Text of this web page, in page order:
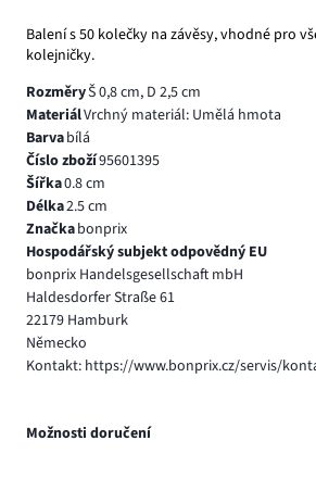
Balení s 50 kolečky na závěsy, vhodné pro
kolejničky.
RozměryŠ 0,8 cm, D 2,5 cm
MateriálVrchný materiál: Umělá hmota
Barvabílá
Číslo zboží95601395
Šířka0.8 cm
Délka2.5 cm
Značkabonprix
Hospodářský subjekt odpovědný EU
bonprix Handelsgesellschaft mbH
Haldesdorfer Straße 61
22179 Hamburk
Německo
Kontakt: https://www.bonprix.cz/servis/
Možnosti doručení